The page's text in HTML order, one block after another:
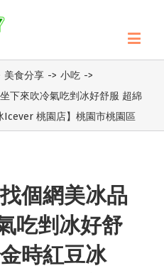
美食分享 -> 小吃 ->
下來吹冷氣吃剉冰好舒服 超綿
Icever 桃園店】桃園市桃園區
個網美冰品
吃剉冰好舒
時紅豆冰